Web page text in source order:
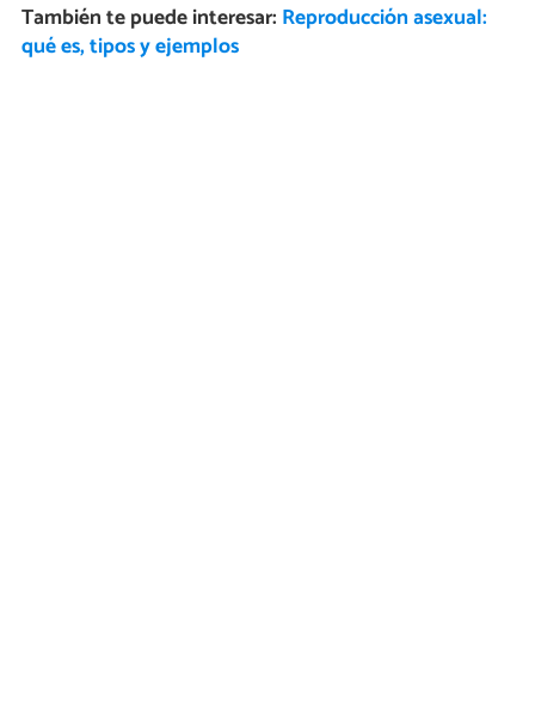
También te puede interesar: Reproducción asexual:
qué es, tipos y ejemplos